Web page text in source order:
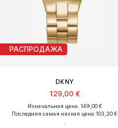
РАСПРОДАЖА
DKNY
129,00 €
Изначальная цена: 149,00 €
Последняя самая низкая цена:103,20 €